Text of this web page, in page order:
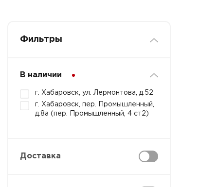
Фильтры
В наличии
г. Хабаровск, ул. Лермонтова, д.52
г. Хабаровск, пер. Промышленный,
д.8а (пер. Промышленный, 4 ст2)
Доставка